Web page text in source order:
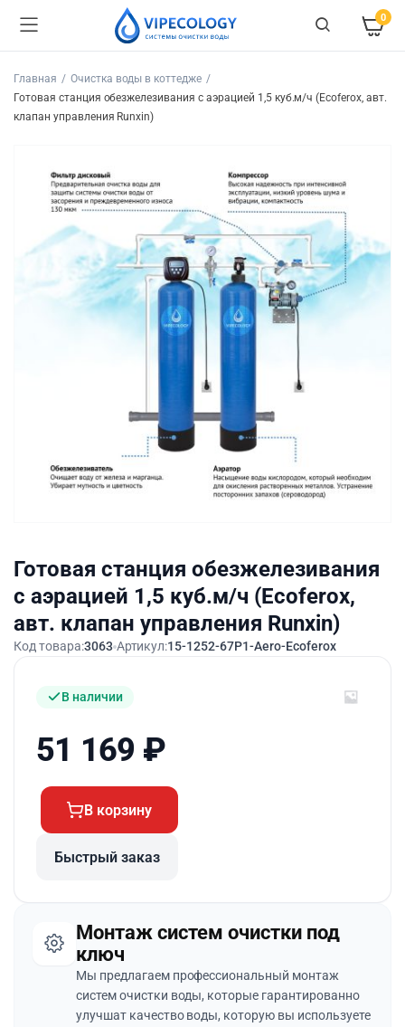
0
Главная
Очистка воды в коттедже
Готовая станция обезжелезивания c аэрацией 1,5 куб.м/ч (Ecoferox, авт.
клапан управления Runxin)
Готовая станция обезжелезивания
c аэрацией 1,5 куб.м/ч (Ecoferox,
авт. клапан управления Runxin)
Код товара:3063 Артикул:15-1252-67P1-Aero-Ecoferox
В наличии
51 169 ₽
В корзину
Быстрый заказ
Монтаж систем очистки под
ключ
Мы предлагаем профессиональный монтаж
систем очистки воды, которые гарантированно
улучшат качество воды, которую вы используете